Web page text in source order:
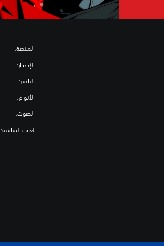
المنصة:
الإصدار:
الناشر:
الأنواع:
الصوت:
لغات الشاشة: